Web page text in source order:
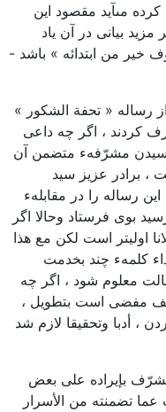
مىآيد مقصود اين
بيانى در آن ياد
خير من ابتدائه » باشد -
رساله « تحفة الشكور »
كردند ، اگر چه داعى
رسيدن مشرّفهء متضمن آن
برادر عزيز سيد
رساله را در مقابلهء
بوى فرستاد وحالا اگر
اوليتر است لكن مع هذا
كلمهء چند بخدمت
معلوم شود ، اگر چه
مفضى است بتطويل ،
، أدبا وتحقيقا لازم شد
بإيراده على بعض
تضمنته من الأسرار